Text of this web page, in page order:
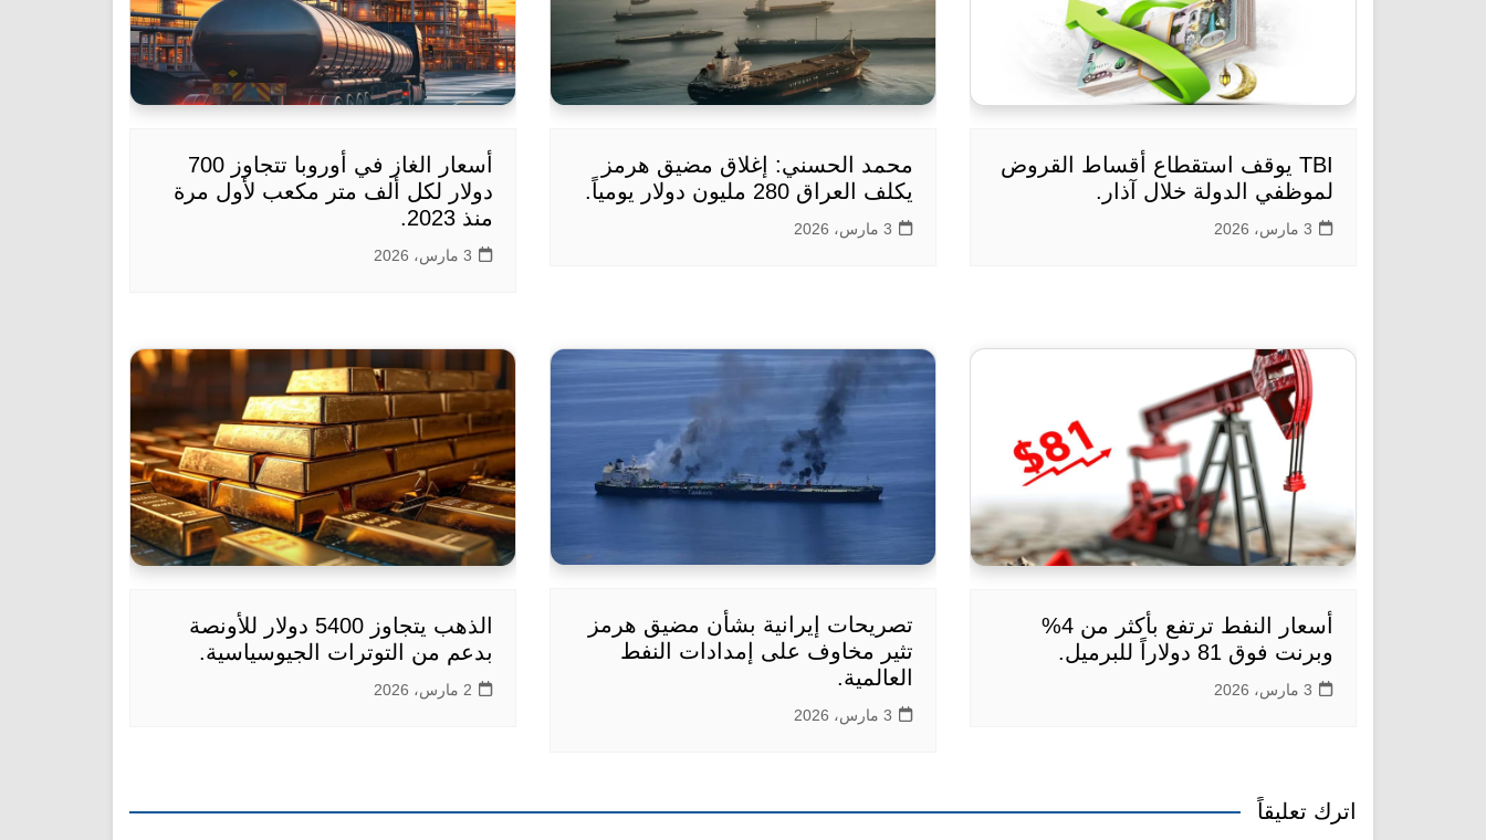
TBI يوقف استقطاع أقساط القروض
لموظفي الدولة خلال آذار.
3 مارس، 2026
محمد الحسني: إغلاق مضيق هرمز
يكلف العراق 280 مليون دولار يومياً.
3 مارس، 2026
أسعار الغاز في أوروبا تتجاوز 700
دولار لكل ألف متر مكعب لأول مرة
منذ 2023.
3 مارس، 2026
أسعار النفط ترتفع بأكثر من 4%
وبرنت فوق 81 دولاراً للبرميل.
3 مارس، 2026
تصريحات إيرانية بشأن مضيق هرمز
تثير مخاوف على إمدادات النفط
العالمية.
3 مارس، 2026
الذهب يتجاوز 5400 دولار للأونصة
بدعم من التوترات الجيوسياسية.
2 مارس، 2026
اترك تعليقاً